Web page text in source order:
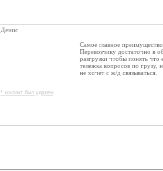
Денис
* контакт был удален
Самое главное
Перевозчику достаточно в
разгрузки чтобы понять
тележка вопросов по грузу,
не хочет с ж/д связываться.